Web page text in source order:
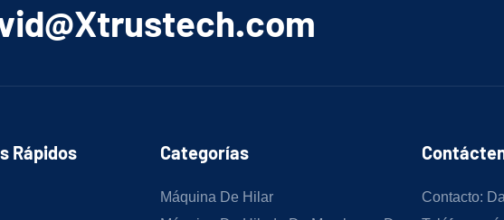
Rápidos Categorías
Máquina De Hilar
Contacto: